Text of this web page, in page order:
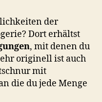
der
Dort erhältst
, mit denen du
originell ist auch
mit
die du jede Menge